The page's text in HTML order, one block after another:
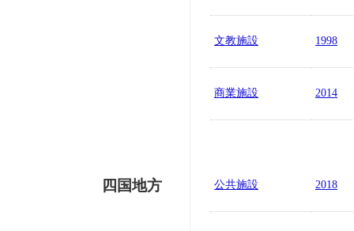
文教施設 1998
商業施設 2014
四国地方 公共施設 2018